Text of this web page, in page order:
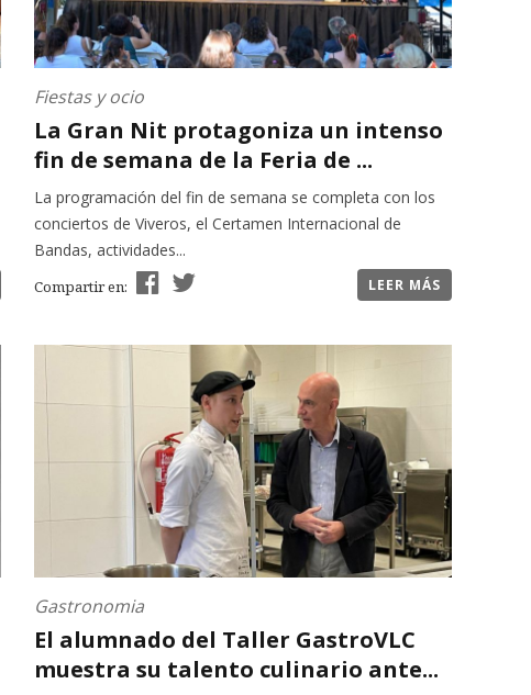
Fiestas y ocio
La Gran Nit protagoniza un intenso
fin de semana de la Feria de ...
La programación del fin de semana se completa con los
conciertos de Viveros, el Certamen Internacional de
Bandas, actividades...
Compartir en: LEER MÁS
Gastronomia
El alumnado del Taller GastroVLC
muestra su talento culinario ante...